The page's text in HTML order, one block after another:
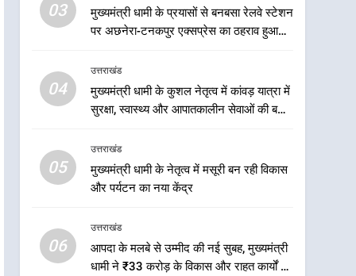
03
मुख्यमंत्री धामी के प्रयासों से बनबसा रेलवे स्टेशन
पर अछनेरा-टनकपुर एक्सप्रेस का ठहराव हुआ
04
उत्तराखंड
मुख्यमंत्री धामी के कुशल नेतृत्व में कांवड़ यात्रा में
सुरक्षा, स्वास्थ्य और आपातकालीन सेवाओं की बनी
05
उत्तराखंड
मुख्यमंत्री धामी के नेतृत्व में मसूरी बन रही विकास
और पर्यटन का नया केंद्र
06
उत्तराखंड
आपदा के मलबे से उम्मीद की नई सुबह, मुख्यमंत्री
धामी ने ₹33 करोड़ के विकास और राहत कार्यों से
1
केंद्रीय मंत्री अजय टम्टा और
2
मिलेगी रफ्तार
उत्तराखंड
टनकपुर एक्सप्रेस का ठहराव हुआ
स्वीकृत
उत्तराखंड